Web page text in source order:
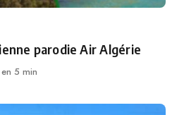
parodie Air Algérie
5 min